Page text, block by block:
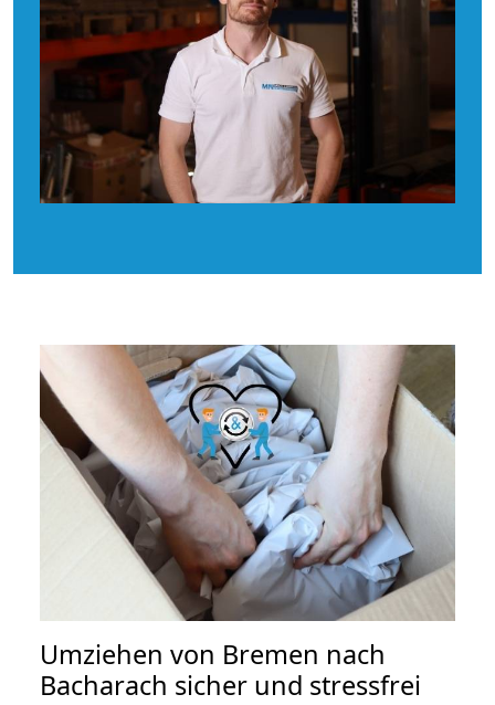
Umziehen von Bremen nach
Bacharach sicher und stressfrei